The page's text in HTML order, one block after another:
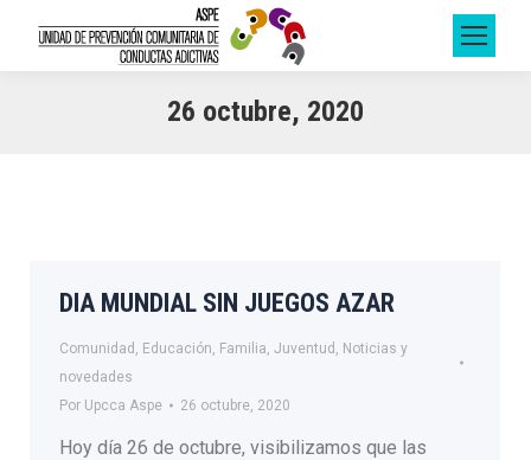
26 octubre, 2020
DIA MUNDIAL SIN JUEGOS AZAR
Comunidad , Educación, Familia, Juventud , Noticias y
novedades
Por Upcca Aspe 26 octubre, 2020
Hoy día 26 de octubre, visibilizamos que las